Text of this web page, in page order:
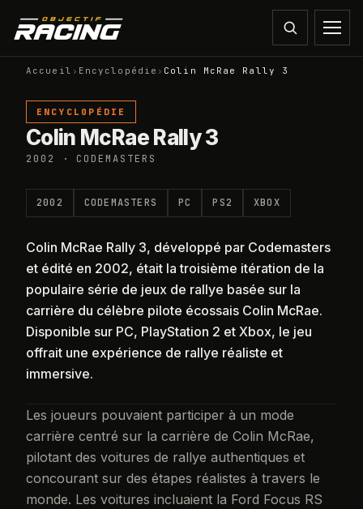
Accueil › Encyclopédie › Colin McRae Rally 3
ENCYCLOPÉDIE
Colin McRae Rally 3
2002 · CODEMASTERS
2002 CODEMASTERS PC PS2 XBOX
Colin McRae Rally 3, développé par Codemasters
et édité en 2002, était la troisième itération de la
populaire série de jeux de rallye basée sur la
carrière du célèbre pilote écossais Colin McRae.
Disponible sur PC, PlayStation 2 et Xbox, le jeu
offrait une expérience de rallye réaliste et
immersive.
Les joueurs pouvaient participer à un mode
carrière centré sur la carrière de Colin McRae,
pilotant des voitures de rallye authentiques et
concourant sur des étapes réalistes à travers le
monde. Les voitures incluaient la Ford Focus RS